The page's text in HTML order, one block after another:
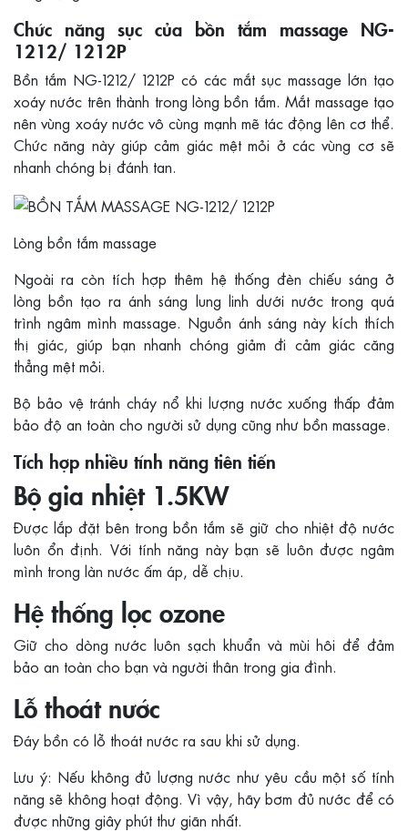
Chức năng sục của bồn tắm massage NG-
1212/ 1212P
Bồn tắm NG-1212/ 1212P có các mắt sục massage lớn tạo
xoáy nước trên thành trong lòng bồn tắm. Mắt massage tạo
nên vùng xoáy nước vô cùng mạnh mẽ tác động lên cơ thể.
Chức năng này giúp cảm giác mệt mỏi ở các vùng cơ sẽ
nhanh chóng bị đánh tan.
Lòng bồn tắm massage
Ngoài ra còn tích hợp thêm hệ thống đèn chiếu sáng ở
lòng bồn tạo ra ánh sáng lung linh dưới nước trong quá
trình ngâm mình massage. Nguồn ánh sáng này kích thích
thị giác, giúp bạn nhanh chóng giảm đi cảm giác căng
thẳng mệt mỏi.
Bộ bảo vệ tránh cháy nổ khi lượng nước xuống thấp đảm
bảo độ an toàn cho người sử dụng cũng như bồn massage.
Tích hợp nhiều tính năng tiên tiến
Bộ gia nhiệt 1.5KW
Được lắp đặt bên trong bồn tắm sẽ giữ cho nhiệt độ nước
luôn ổn định. Với tính năng này bạn sẽ luôn được ngâm
mình trong làn nước ấm áp, dễ chịu.
Hệ thống lọc ozone
Giữ cho dòng nước luôn sạch khuẩn và mùi hôi để đảm
bảo an toàn cho bạn và người thân trong gia đình.
Lỗ thoát nước
Đáy bồn có lỗ thoát nước ra sau khi sử dụng.
Lưu ý: Nếu không đủ lượng nước như yêu cầu một số tính
năng sẽ không hoạt động. Vì vậy, hãy bơm đủ nước để có
được những giây phút thư giãn nhất.